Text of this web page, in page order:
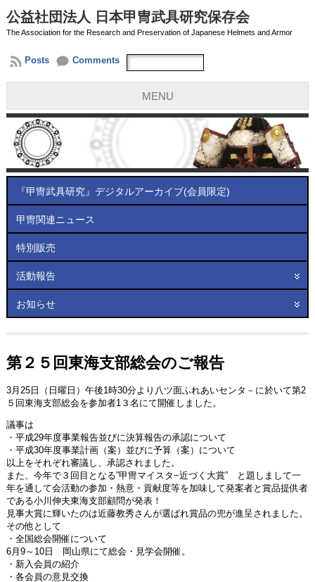
公益社団法人 日本甲冑武具研究保存会
The Association for the Research and Preservation of Japanese Helmets and Armor
Posts Comments
MENU
『甲冑武具研究』デジタルアーカイブ(会員限定)
甲冑関連ニュース
特別販売
活動報告
お知らせ
第２５回東海支部総会のご報告
3月25日（日曜日）午後1時30分より八ツ面ふれあいセンタ－に於いて第2
５回東海支部総会を参加者1３名にて開催しました。
議事は
・平成29年度事業報告並びに決算報告の承認について
・平成30年度事業計画（案）並びに予算（案）について
以上をそれぞれ審議し、承認されました。
また、今年で３回目となる”甲冑マイスタ−近づく大賞” と題しまして一
年を通して会活動の参加・熱意・貢献度等を加味して発案者と賞品提供者
である小川伸夫東海支部顧問が発表！
見事大賞に輝いたのは近藤教秀さんが選ばれ賞品の兜が進呈されました。
その他として
・全国総会開催について
6月9～10日 岡山県にて総会・見学会開催。
・新入会員の紹介
・各会員の意見交換